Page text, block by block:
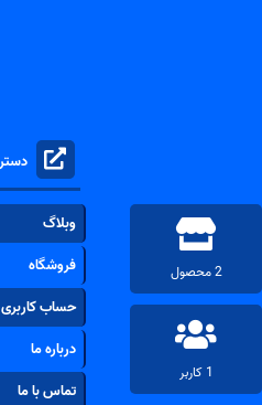
2 محصول
1 کاربر
وبلاگ
فروشگاه
حساب کاربری
درباره ما
تماس با ما